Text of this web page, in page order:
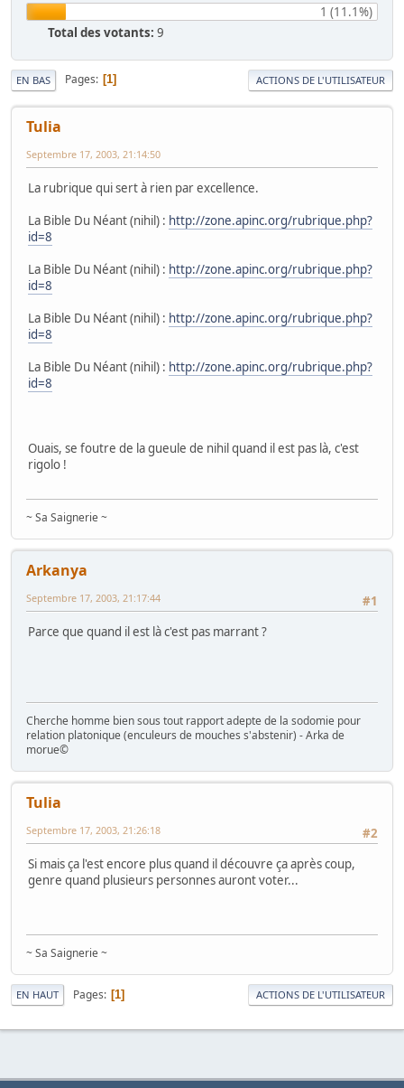
1 (11.1%)
Total des votants: 9
EN BAS Pages 1 ACTIONS DE L'UTILISATEUR
Tulia
Septembre 17, 2003, 21:14:50
La rubrique qui sert à rien par excellence.
La Bible Du Néant (nihil) : http://zone.apinc.org/rubrique.php?
id=8
La Bible Du Néant (nihil) : http://zone.apinc.org/rubrique.php?
id=8
La Bible Du Néant (nihil) : http://zone.apinc.org/rubrique.php?
id=8
La Bible Du Néant (nihil) : http://zone.apinc.org/rubrique.php?
id=8
Ouais, se foutre de la gueule de nihil quand il est pas là, c'est
rigolo !
~ Sa Saignerie ~
Arkanya
#1
Septembre 17, 2003, 21:17:44
Parce que quand il est là c'est pas marrant ?
Cherche homme bien sous tout rapport adepte de la sodomie pour
relation platonique (enculeurs de mouches s'abstenir) - Arka de
morue©
Tulia
#2
Septembre 17, 2003, 21:26:18
Si mais ça l'est encore plus quand il découvre ça après coup,
genre quand plusieurs personnes auront voter...
~ Sa Saignerie ~
EN HAUT Pages 1 ACTIONS DE L'UTILISATEUR